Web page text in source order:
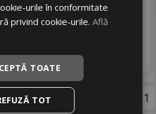
In stoc - peste 12 buc
4 Adauga in cos
Pagina 1
urile în conformitate
privind cookie-urile.Află
TOATE
TOT